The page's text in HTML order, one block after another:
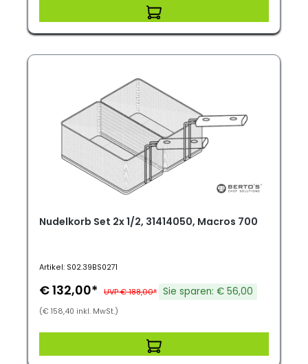
Nudelkorb Set 2x 1/2, 31414050, Macros 700
Artikel: S02.39BS0271
€ 132,00* UVP € 188,00* Sie sparen: € 56,00
(€ 158,40 inkl. MwSt.)